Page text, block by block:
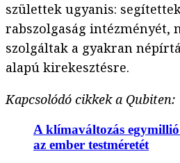
születtek ugyanis:
rabszolgaság intézményét,
szolgáltak a gyakran
alapú kirekesztésre.
Kapcsolódó cikkek a Qubiten:
A klímaváltozás
az ember testméretét